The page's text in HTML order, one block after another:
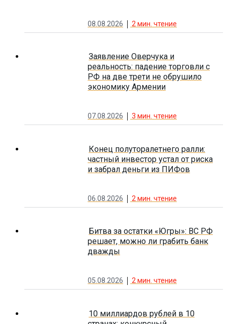
08.08.2026 2 мин. чтение
Заявление Оверчука и
реальность: падение торговли с
РФ на две трети не обрушило
экономику Армении
07.08.2026 3 мин. чтение
Конец полуторалетнего ралли:
частный инвестор устал от риска
и забрал деньги из ПИФов
06.08.2026 2 мин. чтение
Битва за остатки «Югры»: ВС РФ
решает, можно ли грабить банк
дважды
05.08.2026 2мин. чтение
10 миллиардов рублей в 10